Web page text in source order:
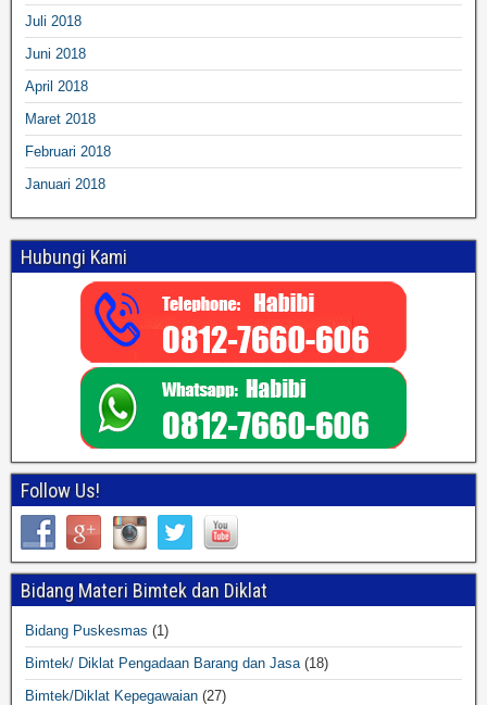
Juli 2018
Juni 2018
April 2018
Maret 2018
Februari 2018
Januari 2018
Hubungi Kami
Follow Us!
Bidang Materi Bimtek dan Diklat
Bidang Puskesmas (1)
Bimtek/ Diklat Pengadaan Barang dan Jasa (18)
Bimtek/Diklat Kepegawaian (27)